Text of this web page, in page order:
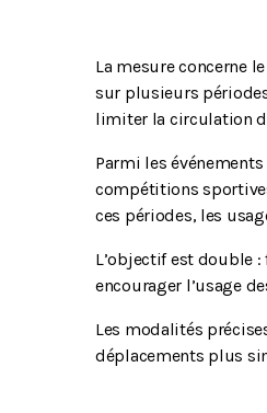
La mesure concerne
sur plusieurs
limiter la circulation
Parmi les
compétitions
ces périodes, les
L’objectif est double
encourager l’usage
Les modalités
déplacements plus